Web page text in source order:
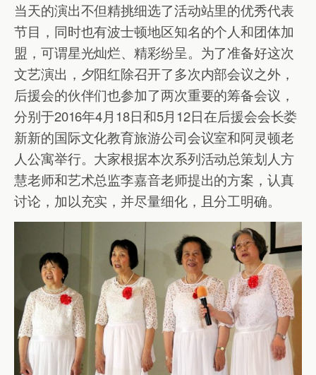
当天的演出不但精挑细选了活动站里的优秀代表
节目，同时也有波士顿地区知名的个人和团体加
盟，可谓星光灿烂、精彩纷呈。为了准备好这次
文艺演出，夕阳红除召开了多次内部会议之外，
后援会的伙伴们也参加了两次重要的筹备会议，
分别于2016年4月18日和5月12日在后援会会长娄
新新的国际文化教育旅游公司会议室和阿灵顿老
人公寓举行。大家根据本次系列活动总策划人方
慧老师和艺术总监李嘉音老师提出的方案，认真
讨论，加以充实，并尽量细化，且分工明确。